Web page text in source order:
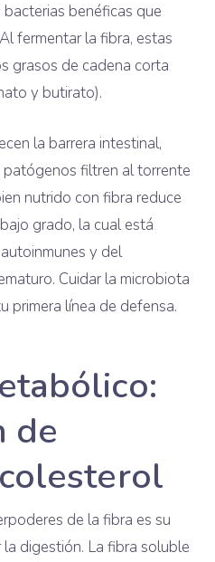
benéficas que
fermentar la fibra, estas
grasos de cadena corta
y butirato).
la barrera intestinal,
filtren al torrente
nutrido con fibra reduce
grado, la cual está
y del
Cuidar la microbiota
primera línea de defensa.
de
de la fibra es su
digestión. La fibra soluble